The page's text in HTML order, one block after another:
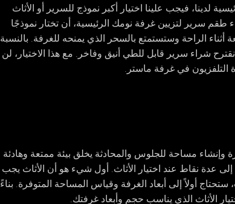
لدينا، فيجب علينا اختيار أكبر نموذج للسرير أو الأثاث
طقم سرير لتزيين غرفة نومك الرئيسية، أن تختار نموذجًا
الراحة وستستمتع بالسحر الذي يمنحه للغرفة. بالنسبة
شراء سرير قابل للطي أنيق وفاخر. مع هذا الاختيار، لن
التلفزيون في غرفة ماستر.
مساحة للجلوس والمحادثة يخلق بيئة ممتعة وهادئة
إلى عدة نقاط عند اختيار الأثاث. أول شيء هو أن الأثاث يجب
أولاً إلى أبعاد الغرفة وقياس المساحة المتوفرة. بناءً
الأثاث الذي يناسب حجم وأبعاد غرفتك.